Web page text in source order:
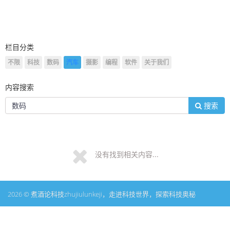
栏目分类
不限 科技 数码 汽车 摄影 编程 软件 关于我们
内容搜索
搜索
没有找到相关内容...
2026 © 煮酒论科技zhujiulunkeji，走进科技世界，探索科技奥秘